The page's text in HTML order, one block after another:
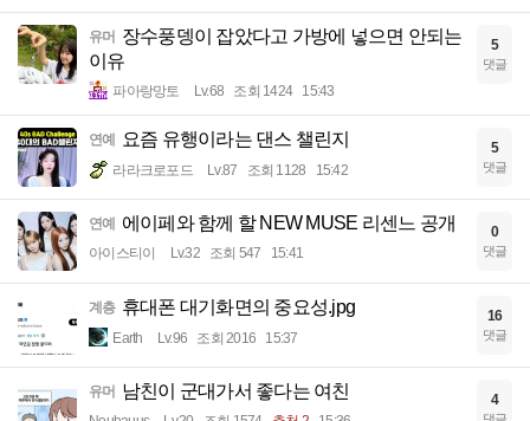
유머 장수풍뎅이 잡았다고 가방에 넣으면 안되는
이유
파아랑망토 Lv.68 조회 1424 15:43
5
댓글
연예 요즘 유행이라는 댄스 챌린지
라라크로포드 Lv.87 조회 1128 15:42
5
댓글
연예 에이페와 함께 할 NEW MUSE 리센느 공개
아이스티이 Lv.32 조회 547 15:41
0
댓글
계층 휴대폰 대기화면의 중요성.jpg
Earth Lv.96 조회 2016 15:37
16
댓글
유머 남친이 군대가서 좋다는 여친 4